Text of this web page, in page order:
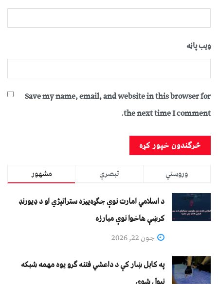
ویب پاڼه
Save my name, email, and website in this browser for
the next time I comment.
مشهور تبصرې
وروستي
د اسلامي امارت نوې جګړه‌ییزه ستراتېژي او د ډیورنډ
کرښې هاخوا نوې مبارزه
جون 22, 2026
په کابل ښار کې د داعشي فتنه ګرو يوه مهمه شبکه